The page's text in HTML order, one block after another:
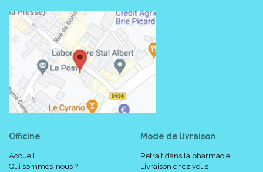
Officine
Accueil
Qui sommes-nous ?
Mode de livraison
Retrait dans la pharmacie
Livraison chez vous